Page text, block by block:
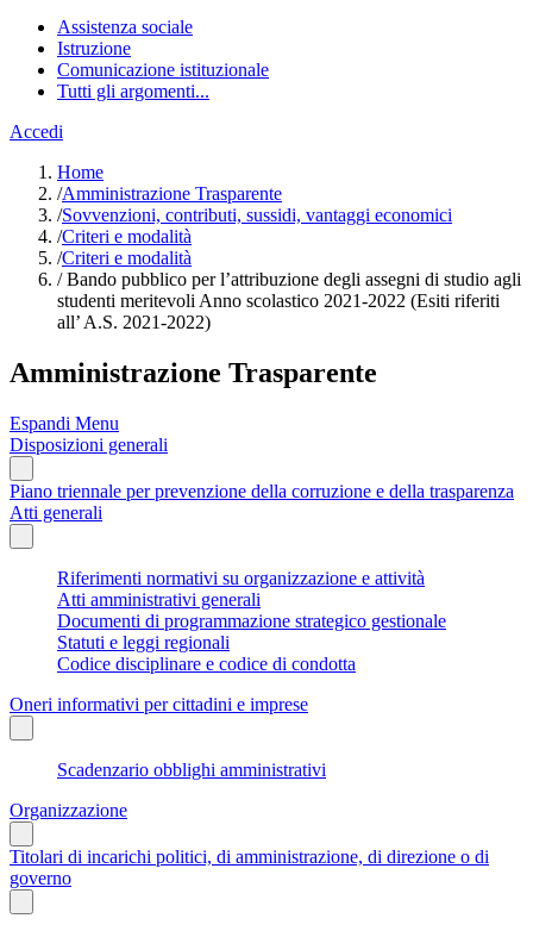
Assistenza sociale
Istruzione
Comunicazione istituzionale
Tutti gli argomenti...
Accedi
Home
/Amministrazione Trasparente
/Sovvenzioni, contributi, sussidi, vantaggi economici
/Criteri e modalità
/Criteri e modalità
/Bando pubblico per l’attribuzione degli assegni di studio agli
studenti meritevoli Anno scolastico 2021-2022 (Esiti riferiti
all’ A.S. 2021-2022)
Amministrazione Trasparente
Espandi Menu
Disposizioni generali
Piano triennale per prevenzione della corruzione e della trasparenza
Atti generali
Riferimenti normativi su organizzazione e attività
Atti amministrativi generali
Documenti di programmazione strategico gestionale
Statuti e leggi regionali
Codice disciplinare e codice di condotta
Oneri informativi per cittadini e imprese
Scadenzario obblighi amministrativi
Organizzazione
Titolari di incarichi politici, di amministrazione, di direzione o di
governo